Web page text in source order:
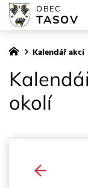
Kalendář akcí
okolí
OBEC
TASOV